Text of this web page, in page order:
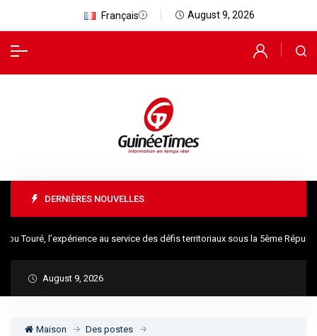
Français August 9, 2026
DERNIÈRES NOUVELLES
Touré, l’expérience au service des défis territoriaux sous la 5ème
August 9, 2026
Maison
Des postes